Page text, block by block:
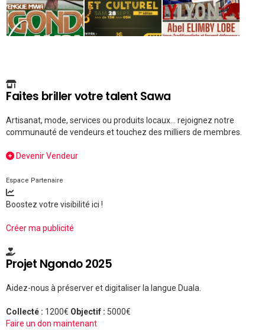
Faites briller votre talent Sawa
Artisanat, mode, services ou produits locaux... rejoignez notre
communauté de vendeurs et touchez des milliers de membres.
Devenir Vendeur
Espace Partenaire
Boostez votre visibilité ici !
Créer ma publicité
Projet Ngondo 2025
Aidez-nous à préserver et digitaliser la langue Duala.
Collecté : 1200€ Objectif : 5000€
Faire un don maintenant